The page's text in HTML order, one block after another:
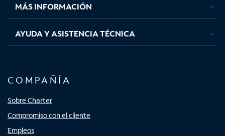
MÁS INFORMACIÓN
AYUDA Y ASISTENCIA TÉCNICA
COMPAÑÍA
Sobre Charter
Compromiso con el cliente
Empleos